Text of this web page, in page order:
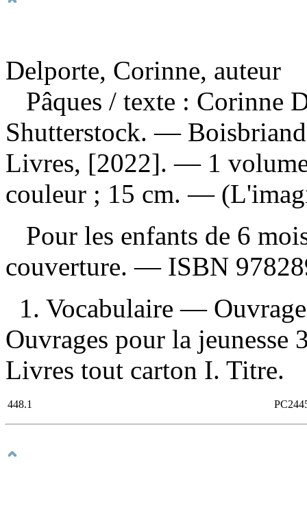
Delporte, Corinne, auteur
Pâques / texte : Corinne
Shutterstock. —
Livres, [2022]. — 1
couleur ; 15 cm. —
Pour les enfants de 6
couverture. — ISBN
1. Vocabulaire —
Ouvrages pour la jeunesse
Livres tout carton I. Titre.
448.1